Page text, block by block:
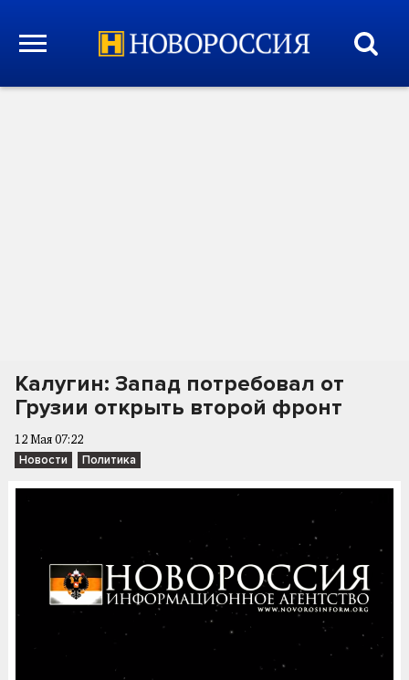
Калугин: Запад потребовал от
Грузии открыть второй фронт
12 Мая 07:22
Новости Политика